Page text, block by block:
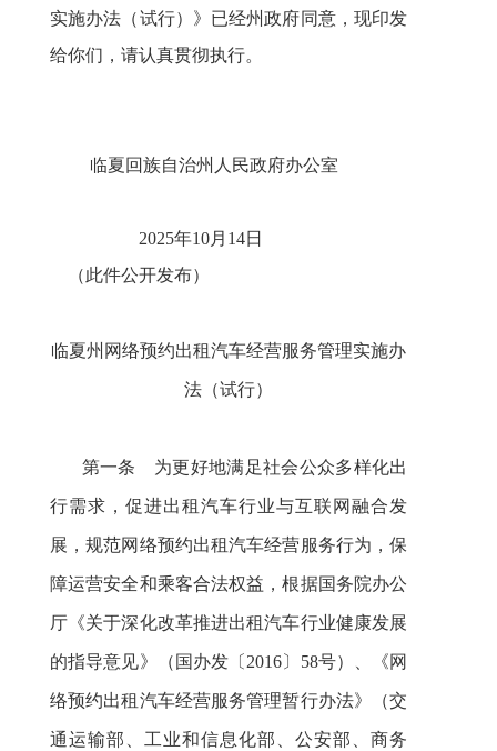
实施办法（试行）》已经州政府同意，现印发
给你们，请认真贯彻执行。
临夏回族自治州人民政府办公室
2025年10月14日
（此件公开发布）
临夏州网络预约出租汽车经营服务管理实施办
法（试行）
第一条 为更好地满足社会公众多样化出
行需求，促进出租汽车行业与互联网融合发
展，规范网络预约出租汽车经营服务行为，保
障运营安全和乘客合法权益，根据国务院办公
厅《关于深化改革推进出租汽车行业健康发展
的指导意见》（国办发〔2016〕58号）、《网
络预约出租汽车经营服务管理暂行办法》（交
通运输部、工业和信息化部、公安部、商务